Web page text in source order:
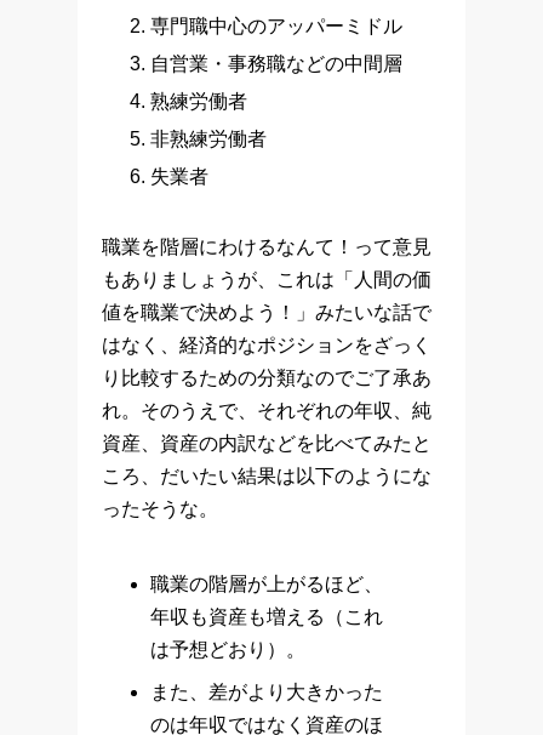
専門職中心のアッパーミドル
自営業・事務職などの中間層
熟練労働者
非熟練労働者
失業者
職業を階層にわけるなんて！って意見
もありましょうが、これは「人間の価
値を職業で決めよう！」みたいな話で
はなく、経済的なポジションをざっく
り比較するための分類なのでご了承あ
れ。そのうえで、それぞれの年収、純
資産、資産の内訳などを比べてみたと
ころ、だいたい結果は以下のようにな
ったそうな。
職業の階層が上がるほど、
年収も資産も増える（これ
は予想どおり）。
また、差がより大きかった
のは年収ではなく資産のほ